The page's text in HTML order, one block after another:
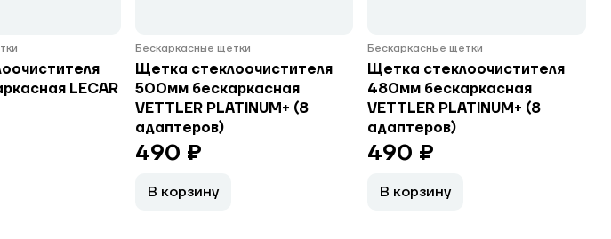
LECAR
Бескаркасные щетки
Щетка стеклоочистителя
500мм бескаркасная
VETTLER PLATINUM+ (8
адаптеров)
490 ₽
В корзину
Бескаркасные щетки
Щетка стеклоочистителя
480мм бескаркасная
VETTLER PLATINUM+ (8
адаптеров)
490 ₽
В корзину